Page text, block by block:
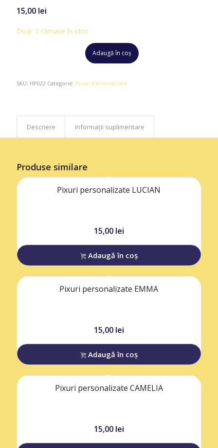
15,00 lei
Doar 1 rămase în stoc
Adaugă în coș
SKU: HP022 Categorie: Pixuri Personalizate
Descriere Informații suplimentare
Produse similare
Pixuri personalizate LUCIAN
15,00 lei
Adaugă în coș
Pixuri personalizate EMMA
15,00 lei
Adaugă în coș
Pixuri personalizate CAMELIA
15,00 lei